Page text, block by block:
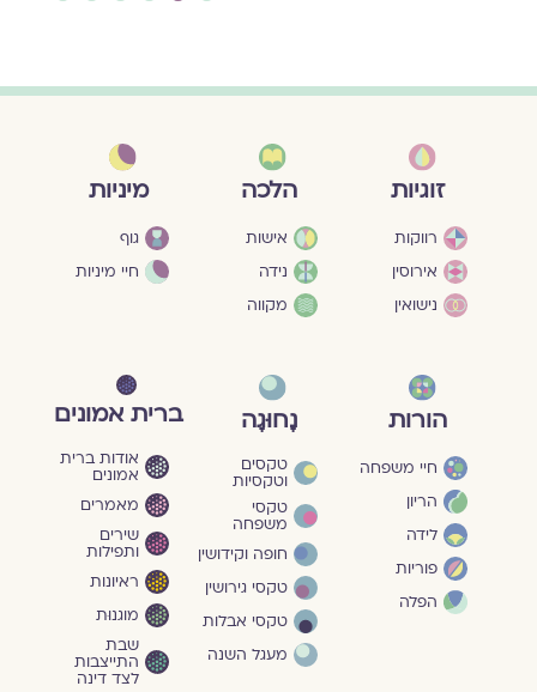
זוגיות
רווקות
אירוסין
נישואין
הלכה
אישות
נידה
מקווה
מיניות
גוף
חיי מיניות
הורות
חיי משפחה
הריון
לידה
פוריות
הפלה
נָחוּגָה
טקסים
וטקסיות
טקסי
משפחה
חופה וקידושין
טקסי גירושין
טקסי אבלות
מעגל השנה
ברית אמונים
אודות ברית
אמונים
מאמרים
שירים
ותפילות
ראיונות
מוגנוּת
שבת
התייצבות
לצד דינה